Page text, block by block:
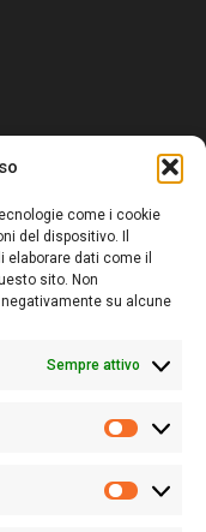
come i cookie
del dispositivo. Il
dati come il
sito. Non
su alcune
Sempre attivo
“liberamente” i
occhio rivolto al